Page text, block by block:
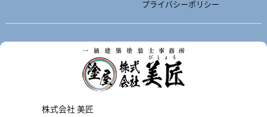
プライバシーポリシー
株式会社 美匠